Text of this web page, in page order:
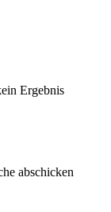
Ergebnis
abschicken